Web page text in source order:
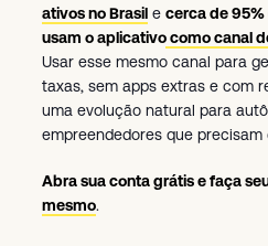
ativos no Brasil e cerca de
usam o aplicativo como canal
Usar esse mesmo canal para
taxas, sem apps extras e com
uma evolução natural para
empreendedores que precisam
Abra sua conta grátis e faça
mesmo.